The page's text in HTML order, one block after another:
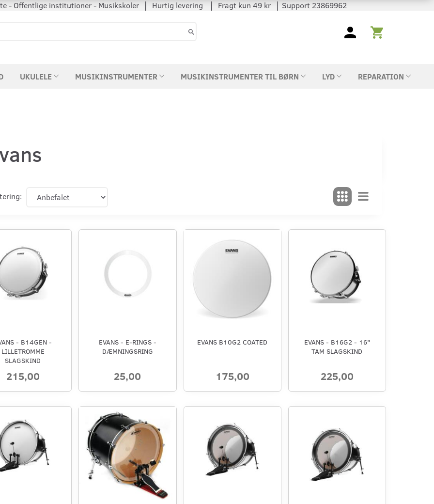
institutioner - Musikskoler │ Hurtig levering │ Fragt kun 49 kr │ Support 23869962
UKULELE MUSIKINSTRUMENTER MUSIKINSTRUMENTER TIL BØRN LYD REPARATION
- B14GEN -
LILLETROMME
SLAGSKIND
215,00
EVANS - E-RINGS -
DÆMNINGSRING
25,00
EVANS B10G2 COATED
175,00
EVANS - B16G2 - 16"
TAM SLAGSKIND
225,00